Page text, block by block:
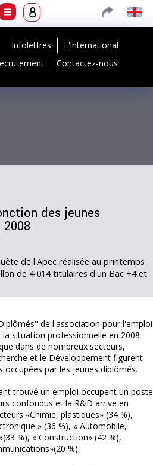
Infolettres
L'international
Contactez-nous
des jeunes
de l'Apec réalisée au printemps
de 4 014 titulaires d'un Bac +4 et
de l'association pour l'emploi
situation professionnelle en 2008
dans de nombreux secteurs,
et le Développement figurent
par les jeunes diplômés.
trouvé un emploi occupent un poste
confondus et la R&D arrive en
«Chimie, plastiques» (34 %),
» (36 %), « Automobile,
%), « Construction» (42 %),
%).